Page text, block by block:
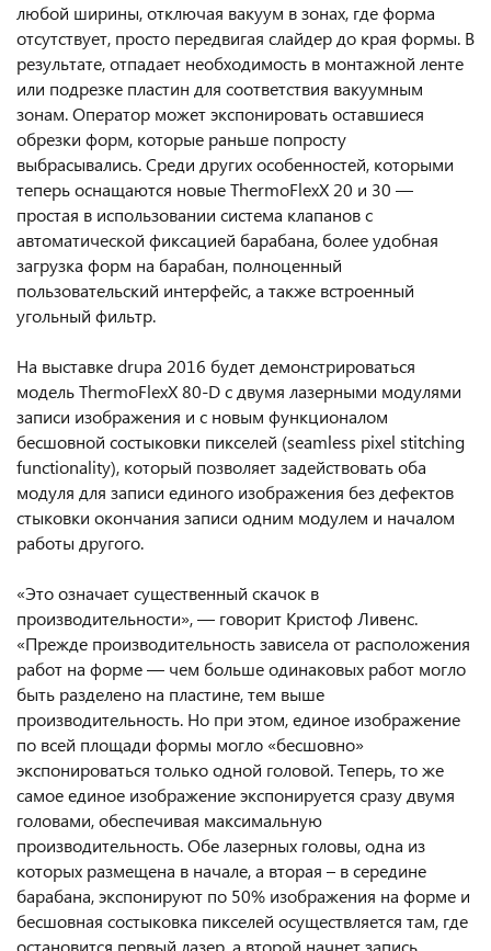
любой ширины, отключая вакуум в зонах, где форма
отсутствует, просто передвигая слайдер до края формы. В
результате, отпадает необходимость в монтажной ленте
или подрезке пластин для соответствия вакуумным
зонам. Оператор может экспонировать оставшиеся
обрезки форм, которые раньше попросту
выбрасывались. Среди других особенностей, которыми
теперь оснащаются новые ThermoFlexX 20 и 30 —
простая в использовании система клапанов с
автоматической фиксацией барабана, более удобная
загрузка форм на барабан, полноценный
пользовательский интерфейс, а также встроенный
угольный фильтр.
На выставке drupa 2016 будет демонстрироваться
модель ThermoFlexX 80-D с двумя лазерными модулями
записи изображения и с новым функционалом
бесшовной состыковки пикселей (seamless pixel stitching
functionality), который позволяет задействовать оба
модуля для записи единого изображения без дефектов
стыковки окончания записи одним модулем и началом
работы другого.
«Это означает существенный скачок в
производительности», — говорит Кристоф Ливенс.
«Прежде производительность зависела от расположения
работ на форме — чем больше одинаковых работ могло
быть разделено на пластине, тем выше
производительность. Но при этом, единое изображение
по всей площади формы могло «бесшовно»
экспонироваться только одной головой. Теперь, то же
самое единое изображение экспонируется сразу двумя
головами, обеспечивая максимальную
производительность. Обе лазерных головы, одна из
которых размещена в начале, а вторая – в середине
барабана, экспонируют по 50% изображения на форме и
бесшовная состыковка пикселей осуществляется там, где
остановится первый лазер, а второй начнет запись.